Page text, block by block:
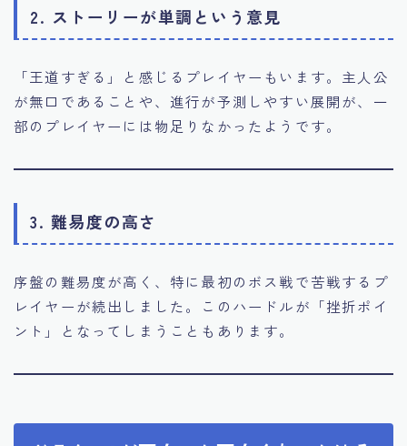
2. ストーリーが単調という意見
「王道すぎる」と感じるプレイヤーもいます。主人公
が無口であることや、進行が予測しやすい展開が、一
部のプレイヤーには物足りなかったようです。
3. 難易度の高さ
序盤の難易度が高く、特に最初のボス戦で苦戦するプ
レイヤーが続出しました。このハードルが「挫折ポイ
ント」となってしまうこともあります。